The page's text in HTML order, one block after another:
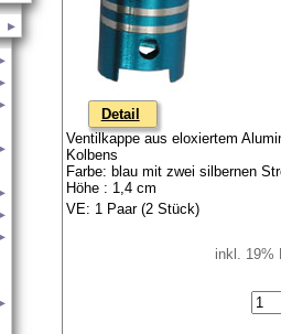
Detail
Ventilkappe aus eloxiertem
Kolbens
Farbe: blau mit zwei silbernen
Höhe : 1,4 cm
VE: 1 Paar (2 Stück)
inkl. 19%